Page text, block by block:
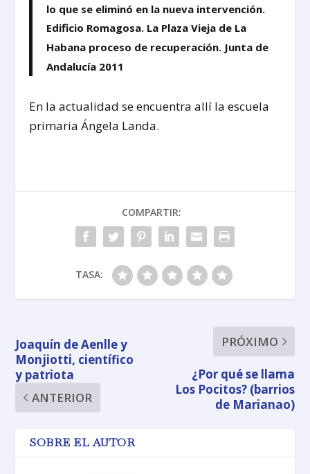
lo que se eliminó en la nueva intervención.
Edificio Romagosa. La Plaza Vieja de La
Habana proceso de recuperación. Junta de
Andalucía 2011
En la actualidad se encuentra allí la escuela
primaria Ángela Landa.
COMPARTIR:
TASA:
Joaquín de Aenlle y
Monjiotti, científico
y patriota
ANTERIOR
PRÓXIMO
¿Por qué se llama
Los Pocitos? (barrios
de Marianao)
SOBRE EL AUTOR